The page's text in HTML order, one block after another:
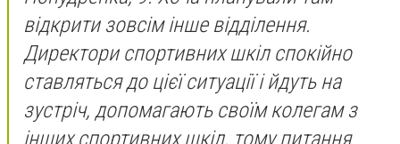
відкрити зовсім інше відділення.
Директори спортивних шкіл спокійно
ставляться до цієї ситуації і йдуть на
зустріч, допомагають своїм колегам з
інших спортивних шкіл, тому питання